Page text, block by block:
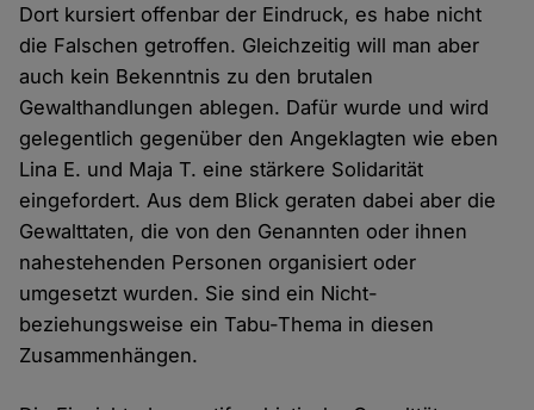
Dort kursiert offenbar der Eindruck, es habe nicht
die Falschen getroffen. Gleichzeitig will man aber
auch kein Bekenntnis zu den brutalen
Gewalthandlungen ablegen. Dafür wurde und wird
gelegentlich gegenüber den Angeklagten wie eben
Lina E. und Maja T. eine stärkere Solidarität
eingefordert. Aus dem Blick geraten dabei aber die
Gewalttaten, die von den Genannten oder ihnen
nahestehenden Personen organisiert oder
umgesetzt wurden. Sie sind ein Nicht-
beziehungsweise ein Tabu-Thema in diesen
Zusammenhängen.